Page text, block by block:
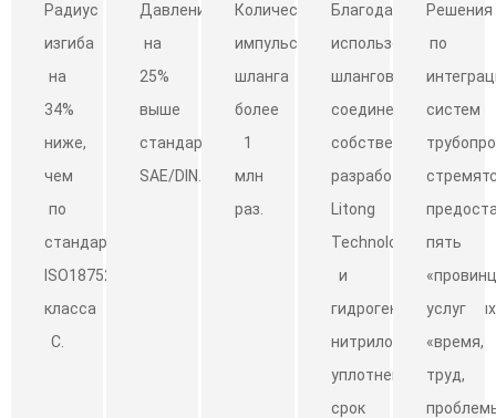
Радиус
изгиба
на
34%
ниже,
чем
по
стандарту
ISO18752
класса
C.
Давление
на
25%
выше
стандарта
SAE/DIN.
Количество
импульсов
шланга
более
1
млн
раз.
Благодаря
использованию
шланговых
соединений
собственной
разработки
Litong
Technology
и
гидрогенизированных
нитриловых
уплотнений
срок
Решения
по
систем
пять
услуг
«время,
труд,